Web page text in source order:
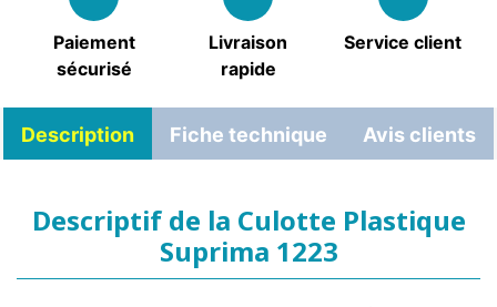
Paiement
sécurisé
Livraison
rapide
Service client
Description Fiche technique Avis clients
Descriptif de la Culotte Plastique
Suprima 1223